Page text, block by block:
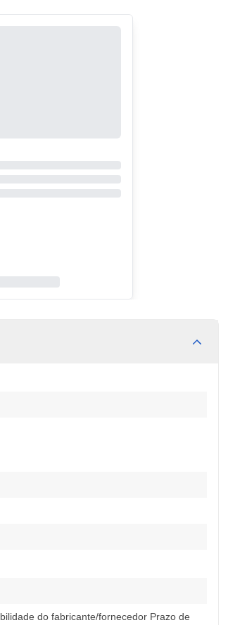
do fabricante/fornecedor Prazo de